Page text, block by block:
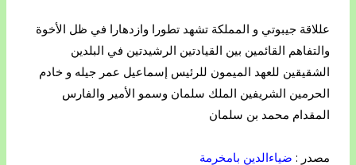
عللاقة جيبوتي و المملكة تشهد تطورا وازدهارا في ظل الأخوة
والتفاهم القائمين بين القيادتين الرشيدتين في البلدين
الشقيقين للعهد الميمون للرئيس إسماعيل عمر جيله و خادم
الحرمين الشريفين الملك سلمان وسمو الأمير والفارس
المقدام محمد بن سلمان
مصدر : ضياءالدين بامخرمة